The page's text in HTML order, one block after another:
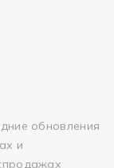
обновления
и